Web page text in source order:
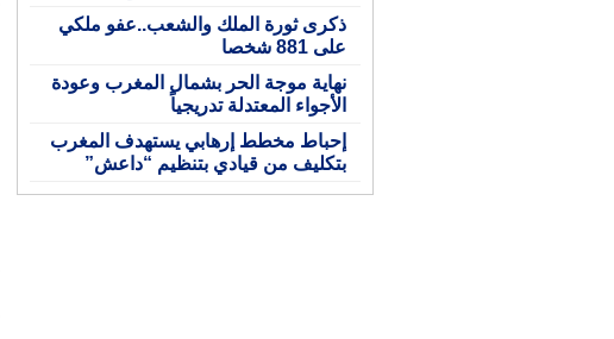
ذكرى ثورة الملك والشعب..عفو ملكي
على 881 شخصا
نهاية موجة الحر بشمال المغرب وعودة
الأجواء المعتدلة تدريجياً
إحباط مخطط إرهابي يستهدف المغرب
بتكليف من قيادي بتنظيم “داعش”